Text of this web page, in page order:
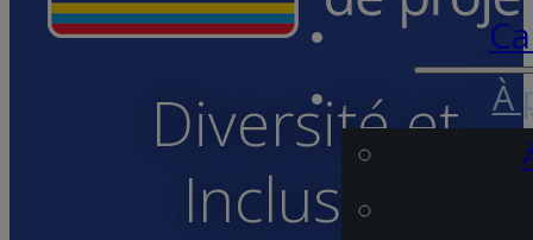
À
Diversité et
Inclusion